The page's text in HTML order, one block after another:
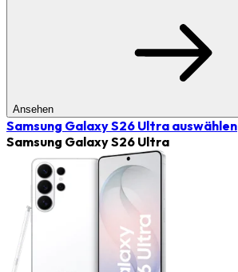
Ansehen
Samsung Galaxy S26 Ultra auswählen
Samsung Galaxy S26 Ultra